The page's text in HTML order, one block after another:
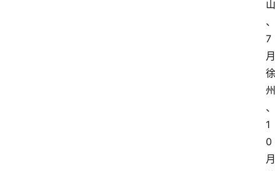
山
、
7
月
徐
州
、
1
0
月